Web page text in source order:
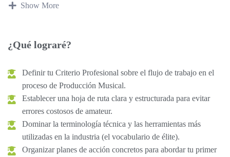
nuestros Cursos Avanzados, avalados por expertos activos de la
Show More
¿Qué lograré?
Definir tu Criterio Profesional sobre el flujo de trabajo en el
proceso de Producción Musical.
Establecer una hoja de ruta clara y estructurada para evitar
errores costosos de amateur.
Dominar la terminología técnica y las herramientas más
utilizadas en la industria (el vocabulario de élite).
Organizar planes de acción concretos para abordar tu primer